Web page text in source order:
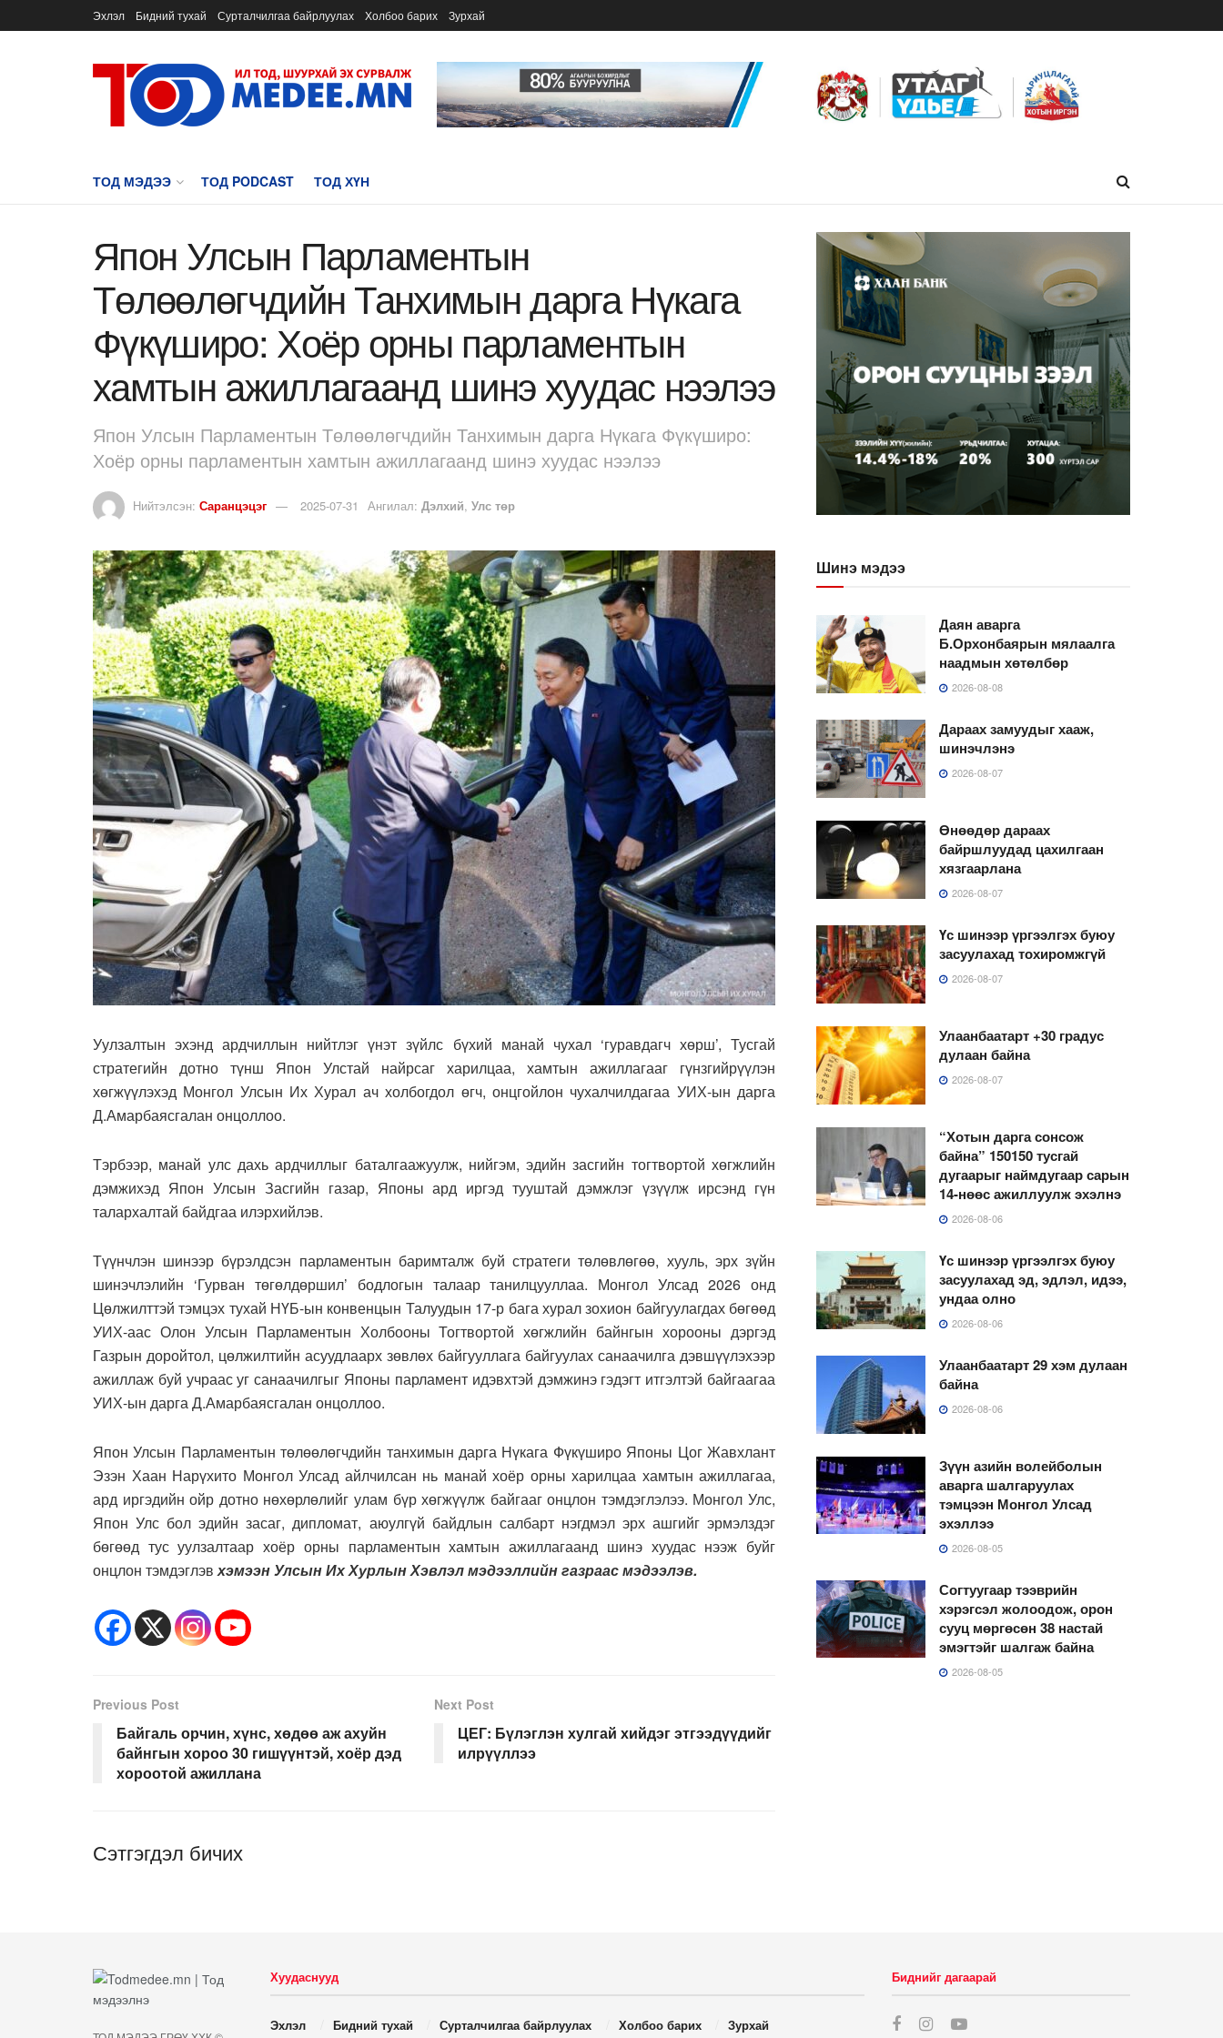
Эхлэл Бидний тухай Сурталчилгаа байрлуулах Холбоо барих Зурхай
ТОД МЭДЭЭ ТОД PODCAST ТОД ХҮН
Япон Улсын Парламентын
Төлөөлөгчдийн Танхимын дарга Нүкага
Фүкүширо: Хоёр орны парламентын
хамтын ажиллагаанд шинэ хуудас нээлээ
Япон Улсын Парламентын Төлөөлөгчдийн Танхимын дарга Нүкага Фүкүширо:
Хоёр орны парламентын хамтын ажиллагаанд шинэ хуудас нээлээ
Нийтэлсэн: Саранцэцэг 2025-07-31 Ангилал: Дэлхий, Улс төр
Уулзалтын эхэнд ардчиллын нийтлэг үнэт зүйлс бүхий манай чухал ‘гуравдагч хөрш’, Тусгай
стратегийн дотно түнш Япон Улстай найрсаг харилцаа, хамтын ажиллагааг гүнзгийрүүлэн
хөгжүүлэхэд Монгол Улсын Их Хурал ач холбогдол өгч, онцгойлон чухалчилдагаа УИХ-ын дарга
Д.Амарбаясгалан онцоллоо.
Тэрбээр, манай улс дахь ардчиллыг баталгаажуулж, нийгэм, эдийн засгийн тогтвортой хөгжлийн
дэмжихэд Япон Улсын Засгийн газар, Японы ард иргэд тууштай дэмжлэг үзүүлж ирсэнд гүн
талархалтай байдгаа илэрхийлэв.
Түүнчлэн шинээр бүрэлдсэн парламентын баримталж буй стратеги төлөвлөгөө, хууль, эрх зүйн
шинэчлэлийн ‘Гурван төгөлдөршил’ бодлогын талаар танилцууллаа. Монгол Улсад 2026 онд
Цөлжилттэй тэмцэх тухай НҮБ-ын конвенцын Талуудын 17-р бага хурал зохион байгуулагдах бөгөөд
УИХ-аас Олон Улсын Парламентын Холбооны Тогтвортой хөгжлийн байнгын хорооны дэргэд
Газрын доройтол, цөлжилтийн асуудлаарх зөвлөх байгууллага байгуулах санаачилга дэвшүүлэхээр
ажиллаж буй учраас уг санаачилгыг Японы парламент идэвхтэй дэмжинэ гэдэгт итгэлтэй байгаагаа
УИХ-ын дарга Д.Амарбаясгалан онцоллоо.
Япон Улсын Парламентын төлөөлөгчдийн танхимын дарга Нүкага Фүкүширо Японы Цог Жавхлант
Эзэн Хаан Нарүхито Монгол Улсад айлчилсан нь манай хоёр орны харилцаа хамтын ажиллагаа,
ард иргэдийн ойр дотно нөхөрлөлийг улам бүр хөгжүүлж байгааг онцлон тэмдэглэлээ. Монгол Улс,
Япон Улс бол эдийн засаг, дипломат, аюулгүй байдлын салбарт нэгдмэл эрх ашгийг эрмэлздэг
бөгөөд тус уулзалтаар хоёр орны парламентын хамтын ажиллагаанд шинэ хуудас нээж буйг
онцлон тэмдэглэвхэмээн Улсын Их Хурлын Хэвлэл мэдээллийн газраас мэдээлэв.
Previous Post
Байгаль орчин, хүнс, хөдөө аж ахуйн
байнгын хороо 30 гишүүнтэй, хоёр дэд
хороотой ажиллана
Next Post
ЦЕГ: Бүлэглэн хулгай хийдэг этгээдүүдийг
илрүүллээ
Сэтгэгдэл бичих
Шинэ мэдээ
Даян аварга
Б.Орхонбаярын мялаалга
наадмын хөтөлбөр
2026-08-08
Дараах замуудыг хааж,
шинэчлэнэ
2026-08-07
Өнөөдөр дараах
байршлуудад цахилгаан
хязгаарлана
2026-08-07
Үс шинээр үргээлгэх буюу
засуулахад тохиромжгүй
2026-08-07
Улаанбаатарт +30 градус
дулаан байна
2026-08-07
“Хотын дарга сонсож
байна” 150150 тусгай
дугаарыг наймдугаар сарын
14-нөөс ажиллуулж эхэлнэ
2026-08-06
Үс шинээр үргээлгэх буюу
засуулахад эд, эдлэл, идээ,
ундаа олно
2026-08-06
Улаанбаатарт 29 хэм дулаан
байна
2026-08-06
Зүүн азийн волейболын
аварга шалгаруулах
тэмцээн Монгол Улсад
эхэллээ
2026-08-05
Согтуугаар тээврийн
хэрэгсэл жолоодож, орон
сууц мөргөсөн 38 настай
эмэгтэйг шалгаж байна
2026-08-05
Хуудаснууд
Эхлэл Бидний тухай Сурталчилгаа байрлуулах Холбоо барих Зурхай
Биднийг дагаарай